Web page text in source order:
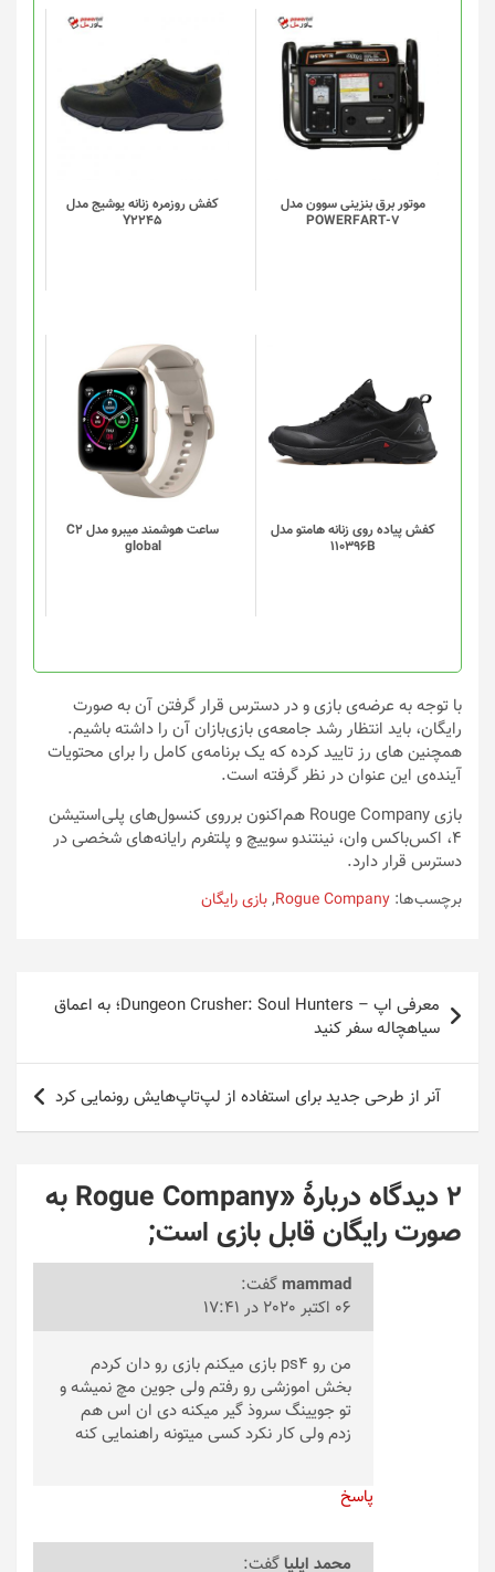
محصول
شوند
موتور برق بنزینی سوون مدل
POWERFART-7
کفش روزمره زنانه یوشیج مدل
Y2245
کفش پیاده روی زنانه هامتو مدل
110396B
محصول
دارای
انواع
مختلفی
گزینه
ها
محصول
انتخاب
شوند
ساعت هوشمند میبرو مدل C2
global
این
محصول
دارای
انواع
مختلفی
می
گزینه
ها
محصول
شوند
با توجه به عرضه‌ی بازی و در دسترس قرار گرفتن آن به صورت
رایگان، باید انتظار رشد جامعه‌ی بازی‌بازان آن را داشته باشیم.
همچنین های رز تایید کرده که یک برنامه‌ی کامل را برای محتویات
آینده‌ی این عنوان در نظر گرفته است.
بازی Rouge Company هم‌اکنون برروی کنسول‌های پلی‌استیشن
۴، اکس‌باکس وان، نینتندو سوییچ و پلتفرم رایانه‌های شخصی در
دسترس قرار دارد.
برچسب‌ها: Rogue Company
,بازی رایگان
راهبری
نوشته
معرفی اپ – Dungeon Crusher: Soul Hunters؛ به اعماق
سیاهچاله سفر کنید
آنر از طرحی جدید برای استفاده از لپ‌تاپ‌هایش رونمایی کرد
2 دیدگاه دربارهٔ «
Rogue Company ‌به
صورت رایگان قابل بازی است;
mammadگفت:
06 اکتبر 2020 در 17:41
من رو ps4 بازی میکنم بازی رو دان کردم
بخش اموزشی رو رفتم ولی جوین مچ نمیشه و
تو جویینگ سروذ گیر میکنه دی ان اس هم
زدم ولی کار نکرد کسی میتونه راهنمایی کنه
پاسخ
محمد ایلیاگفت: